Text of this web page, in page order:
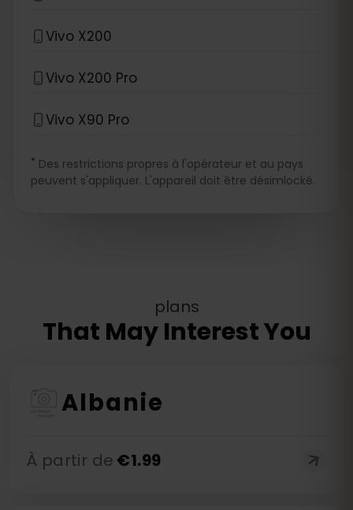
Vivo X200
Vivo X200 Pro
Vivo X90 Pro
* Des restrictions propres à l'opérateur et au pays
peuvent s'appliquer. L'appareil doit être désimlocké.
plans
That May Interest You
Albanie
À partir de €1.99